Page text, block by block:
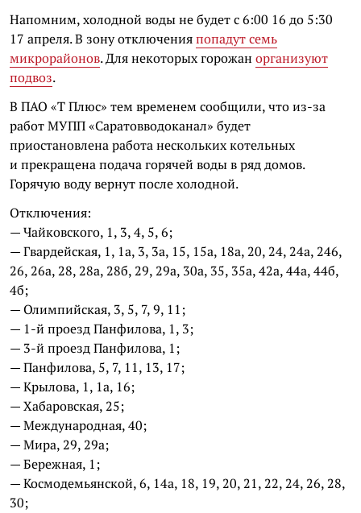
Напомним, холодной воды не будет с 6:00 16 до 5:30
17 апреля. В зону отключенияпопадут семь
микрорайонов. Для некоторых горожан организуют
подвоз.
В ПАО «Т Плюс» тем временем сообщили, что из-за
работ МУПП «Саратовводоканал» будет
приостановлена работа нескольких котельных
и прекращена подача горячей воды в ряд домов.
Горячую воду вернут после холодной.
Отключения:
— Чайковского, 1, 3, 4, 5, 6;
— Гвардейская, 1, 1а, 3, 3а, 15, 15а, 18а, 20, 24, 24а, 246,
26, 26а, 28, 28а, 28б, 29, 29а, 30а, 35, 35а, 42а, 44а, 44б,
4б;
— Олимпийская, 3, 5, 7, 9, 11;
— 1-й проезд Панфилова, 1, 3;
— 3-й проезд Панфилова, 1;
— Панфилова, 5, 7, 11, 13, 17;
— Крылова, 1, 1а, 16;
— Хабаровская, 25;
— Международная, 40;
— Мира, 29, 29а;
— Бережная, 1;
— Космодемьянской, 6, 14а, 18, 19, 20, 21, 22, 24, 26, 28,
30;